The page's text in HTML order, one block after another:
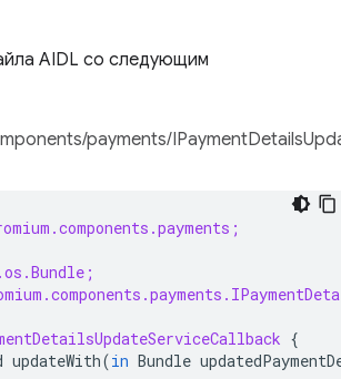
AIDL со следующим
payments/
{
updateWith(in Bundle